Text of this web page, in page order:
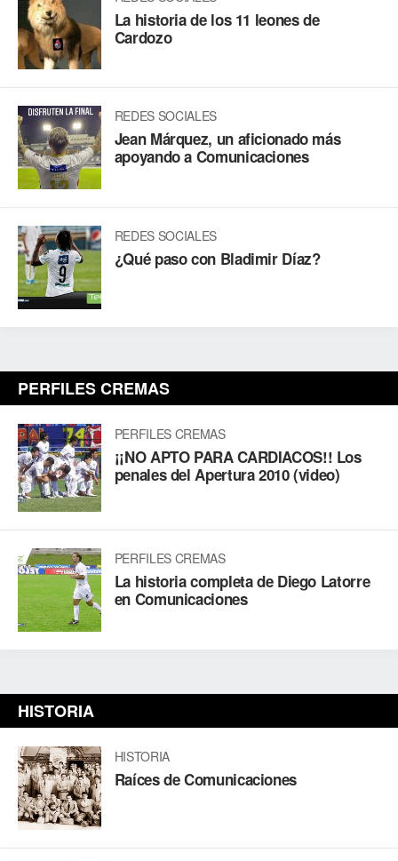
La historia de los 11 leones de
Cardozo
REDES SOCIALES
Jean Márquez, un aficionado más
apoyando a Comunicaciones
REDES SOCIALES
¿Qué paso con Bladimir Díaz?
PERFILES CREMAS
PERFILES CREMAS
¡¡NO APTO PARA CARDIACOS!! Los
penales del Apertura 2010 (video)
PERFILES CREMAS
La historia completa de Diego Latorre
en Comunicaciones
HISTORIA
HISTORIA
Raíces de Comunicaciones